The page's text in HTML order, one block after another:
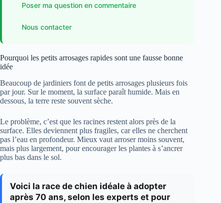
Poser ma question en commentaire
Nous contacter
Pourquoi les petits arrosages rapides sont une fausse bonne
idée
Beaucoup de jardiniers font de petits arrosages plusieurs fois
par jour. Sur le moment, la surface paraît humide. Mais en
dessous, la terre reste souvent sèche.
Le problème, c’est que les racines restent alors près de la
surface. Elles deviennent plus fragiles, car elles ne cherchent
pas l’eau en profondeur. Mieux vaut arroser moins souvent,
mais plus largement, pour encourager les plantes à s’ancrer
plus bas dans le sol.
Voici la race de chien idéale à adopter
après 70 ans, selon les experts et pour